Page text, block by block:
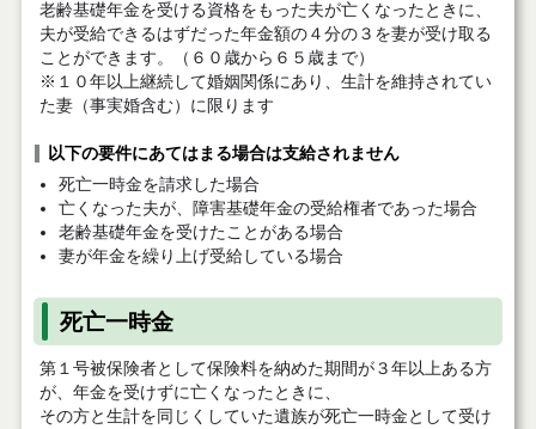
老齢基礎年金を受ける資格をもった夫が亡くなったときに、
夫が受給できるはずだった年金額の４分の３を妻が受け取る
ことができます。（６０歳から６５歳まで）
※１０年以上継続して婚姻関係にあり、生計を維持されてい
た妻（事実婚含む）に限ります
以下の要件にあてはまる場合は支給されません
死亡一時金を請求した場合
亡くなった夫が、障害基礎年金の受給権者であった場合
老齢基礎年金を受けたことがある場合
妻が年金を繰り上げ受給している場合
死亡一時金
第１号被保険者として保険料を納めた期間が３年以上ある方
が、年金を受けずに亡くなったときに、
その方と生計を同じくしていた遺族が死亡一時金として受け